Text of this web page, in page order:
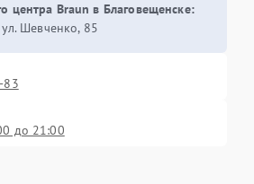
центра Braun в Благовещенске:
ул. Шевченко, 85
83
до 21:00